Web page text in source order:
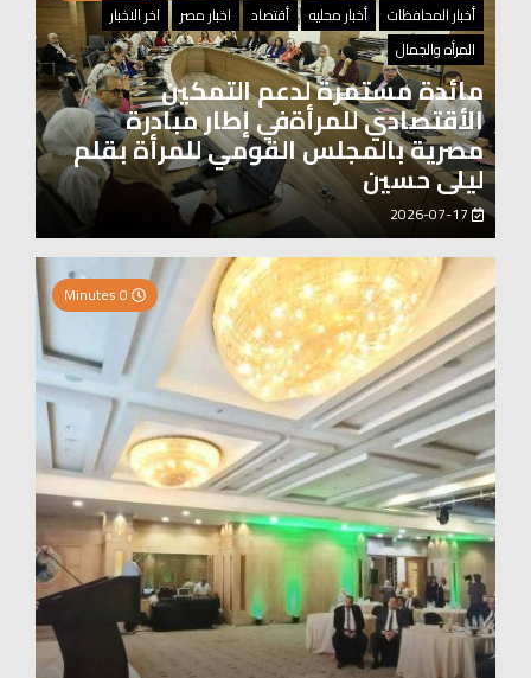
أخبار المحافظات
أخبار محليه أقتصاد اخبار مصر
اخر الاخبار
المرأه والجمال
مائدة مستمرة لدعم التمكين
الأقتصادي للمرأةفي إطار مبادرة
مصرية بالمجلس القومي للمرأة بقلم
ليلى حسين
2026-07-17